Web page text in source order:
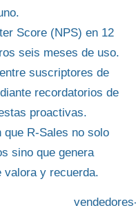
Score (NPS) en 12
seis meses de uso.
entre suscriptores de
recordatorios de
proactivas.
R-Sales no solo
sino que genera
valora y recuerda.